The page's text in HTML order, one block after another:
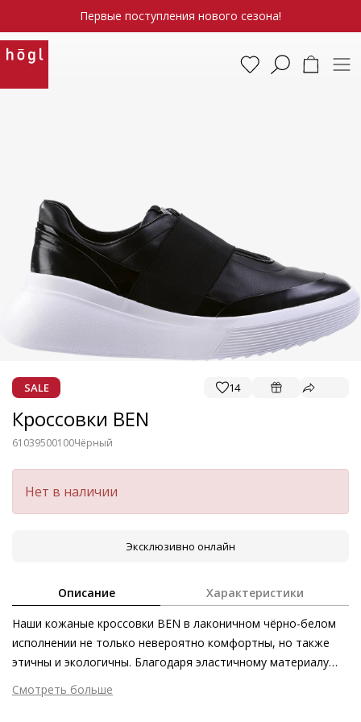
Первые поступления нового сезона!
SALE 14
Кроссовки BEN
61039500100Чёрный
Нет в наличии
Эксклюзивно онлайн
Описание Характеристики
Наши кожаные кроссовки BEN в лаконичном чёрно-белом
исполнении не только невероятно комфортны, но также
этичны и экологичны. Благодаря эластичному материалу
модель легко надевать без использования шнуровки.
Объёмная танкетка – залог не только динамичного
Смотреть больше